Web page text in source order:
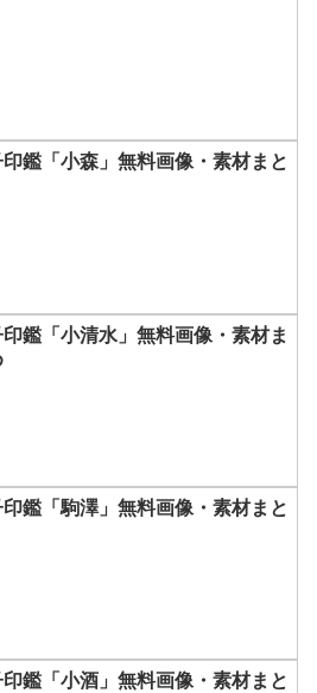
印鑑「小森」無料画像・素材まと
印鑑「小清水」無料画像・素材ま
印鑑「駒澤」無料画像・素材まと
印鑑「小酒」無料画像・素材まと